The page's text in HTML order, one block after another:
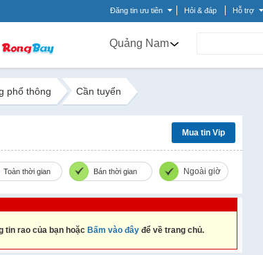
Đăng tin ưu tiên Hỏi & đáp Hỗ trợ
Quảng Nam
phổ thông Cần tuyển
Mua tin Vip
Toàn thời gian Bán thời gian Ngoài giờ
tin rao của bạn hoặc Bấm vào đây để về trang chủ.